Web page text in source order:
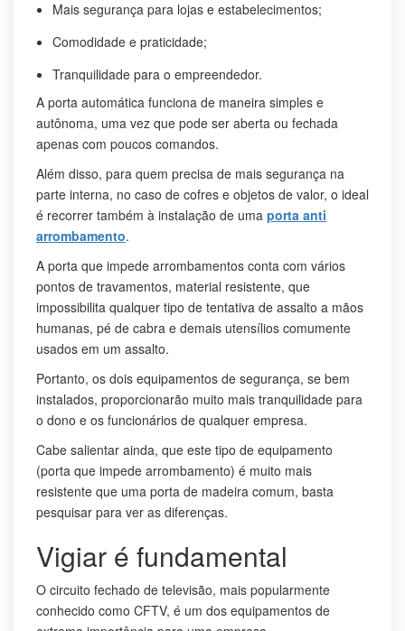
Mais segurança para lojas e estabelecimentos;
Comodidade e praticidade;
Tranquilidade para o empreendedor.
A porta automática funciona de maneira simples e
autônoma, uma vez que pode ser aberta ou fechada
apenas com poucos comandos.
Além disso, para quem precisa de mais segurança na
parte interna, no caso de cofres e objetos de valor, o ideal
é recorrer também à instalação de uma porta anti
arrombamento.
A porta que impede arrombamentos conta com vários
pontos de travamentos, material resistente, que
impossibilita qualquer tipo de tentativa de assalto a mãos
humanas, pé de cabra e demais utensílios comumente
usados em um assalto.
Portanto, os dois equipamentos de segurança, se bem
instalados, proporcionarão muito mais tranquilidade para
o dono e os funcionários de qualquer empresa.
Cabe salientar ainda, que este tipo de equipamento
(porta que impede arrombamento) é muito mais
resistente que uma porta de madeira comum, basta
pesquisar para ver as diferenças.
Vigiar é fundamental
O circuito fechado de televisão, mais popularmente
conhecido como CFTV, é um dos equipamentos de